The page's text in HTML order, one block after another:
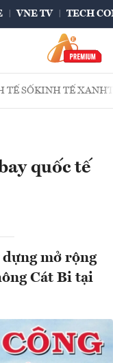
VNE TV TECH
TẾ SỐKINH TẾ XANH
quốc tế
mở rộng
Cát Bi tại